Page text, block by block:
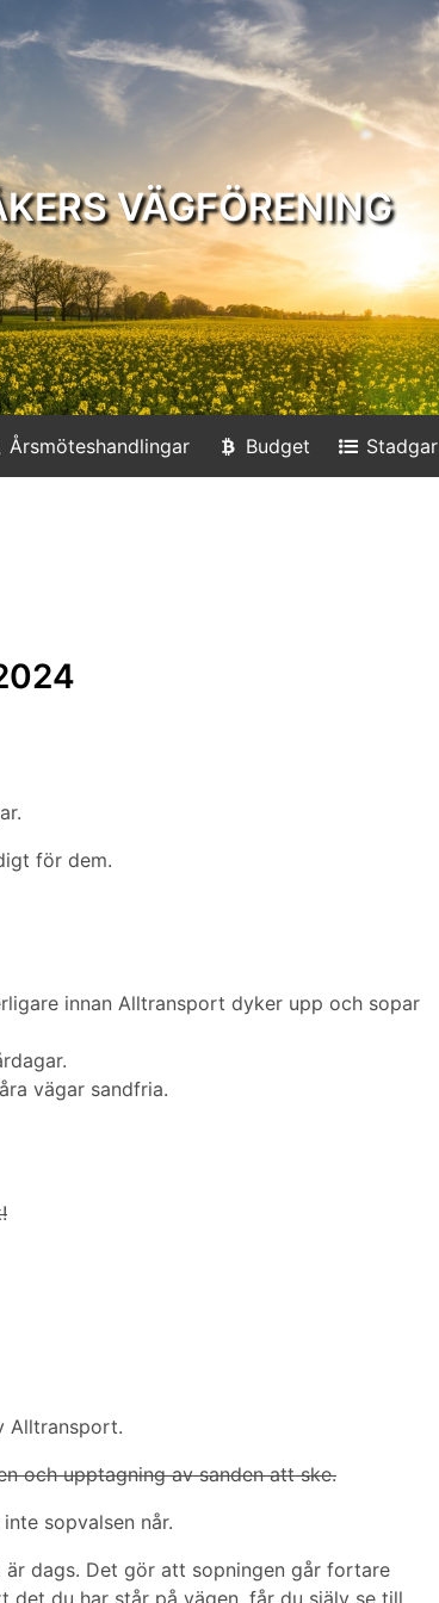
VÄGFÖRENING
Årsmöteshandlingar Budget Stadgar
för dem.
innan Alltransport dyker upp och sopar
vägar sandfria.
Alltransport.
och upptagning av sanden att ske.
sopvalsen når.
dags. Det gör att sopningen går fortare
du har står på vägen, får du själv se till